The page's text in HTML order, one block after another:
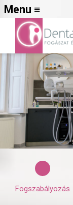
Menu ≡
Fogszabályozás